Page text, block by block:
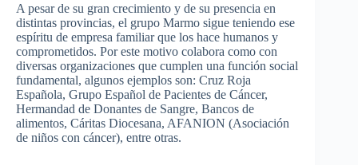
A pesar de su gran crecimiento y de su presencia en
distintas provincias, el grupo Marmo sigue teniendo ese
espíritu de empresa familiar que los hace humanos y
comprometidos. Por este motivo colabora como con
diversas organizaciones que cumplen una función social
fundamental, algunos ejemplos son: Cruz Roja
Española, Grupo Español de Pacientes de Cáncer,
Hermandad de Donantes de Sangre, Bancos de
alimentos, Cáritas Diocesana, AFANION (Asociación
de niños con cáncer), entre otras.